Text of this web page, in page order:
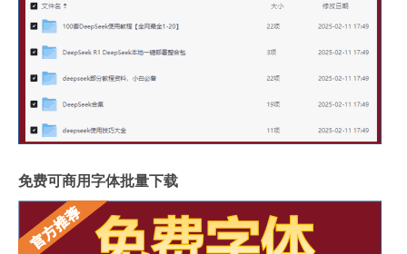
免费可商用字体批量下载